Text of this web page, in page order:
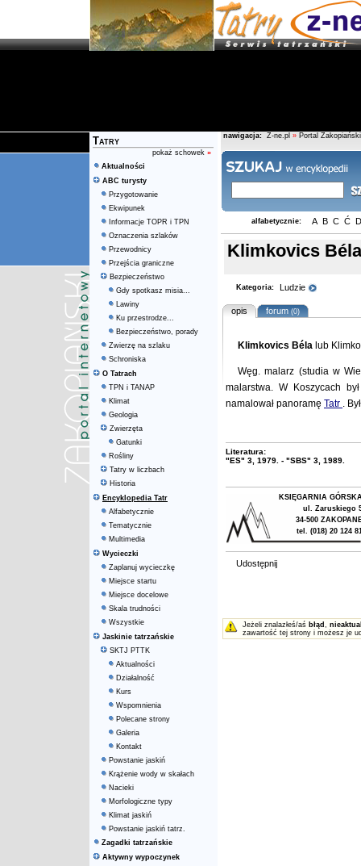
Tatry
pokaż schowek »
Aktualności
ABC turysty
Przygotowanie
Ekwipunek
Informacje TOPR i TPN
Oznaczenia szlaków
Przewodnicy
Przejścia graniczne
Bezpieczeństwo
Gdy spotkasz misia...
Lawiny
Ku przestrodze...
Bezpieczeństwo, porady
Zwierzę na szlaku
Schroniska
O Tatrach
TPN i TANAP
Klimat
Geologia
Zwierzęta
Gatunki
Rośliny
Tatry w liczbach
Historia
Encyklopedia Tatr
Alfabetycznie
Tematycznie
Multimedia
Wycieczki
Zaplanuj wycieczkę
Miejsce startu
Miejsce docelowe
Skala trudności
Wszystkie
Jaskinie tatrzańskie
SKTJ PTTK
Aktualności
Działalność
Kurs
Wspomnienia
Polecane strony
Galeria
Kontakt
Powstanie jaskiń
Krążenie wody w skałach
Nacieki
Morfologiczne typy
Klimat jaskiń
Powstanie jaskiń tatrz.
Zagadki tatrzańskie
Aktywny wypoczynek
nawigacja: Z-ne.pl » Portal Zakopiański
alfabetycznie: A B C Ć D
Klimkovics Béla
Kategoria: Ludzie
opis forum(0)
Klimkovics Béla lub
Węg. malarz (studia w
malarstwa. W Koszycach
namalował panoramę Tatr .
Literatura:
"ES" 3, 1979. - "SBS" 3, 1989.
KSIĘGARNIA
ul. Zaruskiego
34-500
tel. (018) 20 124
Udostępnij
Jeżeli znalazłeś/aś błąd ,
zawartość tej strony i możesz je